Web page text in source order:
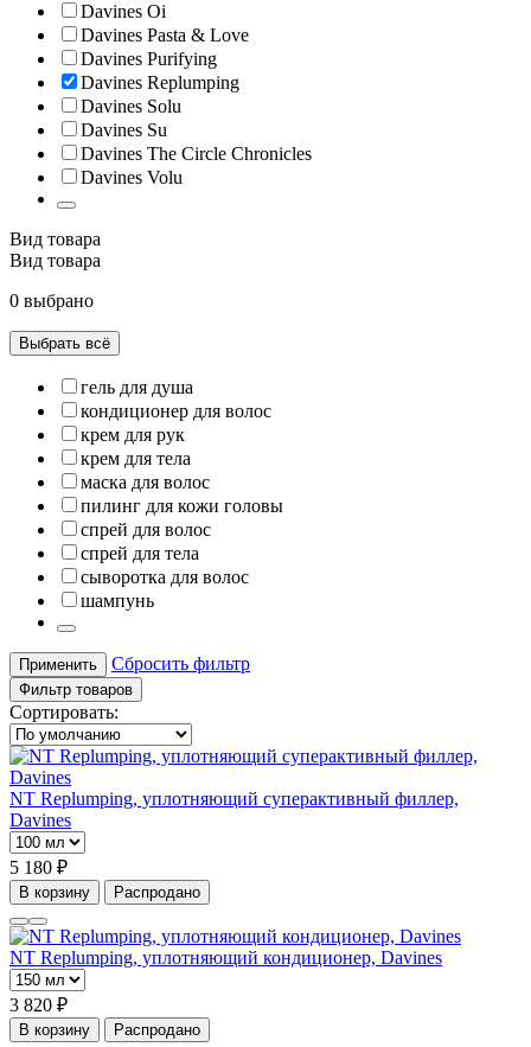
Davines Oi
Davines Pasta & Love
Davines Purifying
Davines Replumping
Davines Solu
Davines Su
Davines The Circle Chronicles
Davines Volu
Вид товара
Вид товара
0 выбрано
Выбрать всё
гель для душа
кондиционер для волос
крем для рук
крем для тела
маска для волос
пилинг для кожи головы
спрей для волос
спрей для тела
сыворотка для волос
шампунь
Применить Сбросить фильтр
Фильтр товаров
Сортировать:
NT Replumping, уплотняющий суперактивный филлер,
Davines
5 180 ₽
В корзину Распродано
NT Replumping, уплотняющий кондиционер, Davines
3 820 ₽
В корзину Распродано